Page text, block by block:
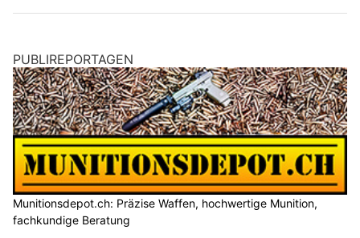
PUBLIREPORTAGEN
Munitionsdepot.ch: Präzise Waffen, hochwertige Munition,
fachkundige Beratung